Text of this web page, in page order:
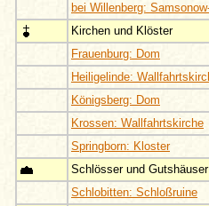
bei Willenberg:
Kirchen und Klöster
Frauenburg: Dom
Heiligelinde:
Königsberg: Dom
Krossen: Wallfahrtskirche
Springborn: Kloster
Schlösser und Gutshäuser
Schlobitten: Schloßruine